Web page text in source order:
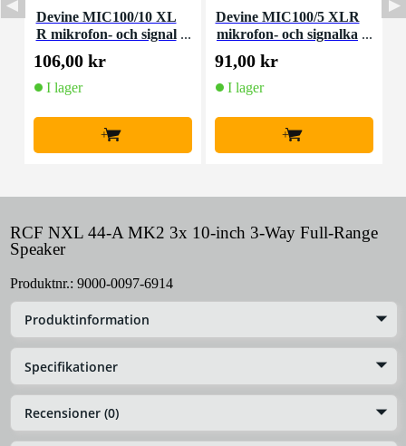
Devine MIC100/10 XL
R mikrofon- och signal
kabel 10 meter
106,00 kr
I lager
+
Devine MIC100/5 XLR
mikrofon- och signalka
bel 5 meter
91,00 kr
I lager
+
RCF NXL 44-A MK2 3x 10-inch 3-Way Full-Range
Speaker
Produktnr.: 9000-0097-6914
Produktinformation
Specifikationer
Recensioner (0)